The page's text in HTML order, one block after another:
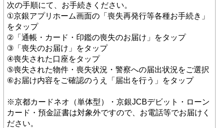
次の手順にて、お手続きください。
①京銀アプリホーム画面の「喪失再発行等各種お手続き」
をタップ
②「通帳・カード・印鑑の喪失のお届け」をタップ
③「喪失のお届け」をタップ
④喪失された口座をタップ
⑤喪失された物件・喪失状況・警察への届出状況をご選択
⑥お届け内容をご確認のうえ「届出を行う」をタップ
※京都カードネオ（単体型）・京銀JCBデビット・ローン
カード・預金証書は対象外ですので、お電話等でお届けく
ださい。